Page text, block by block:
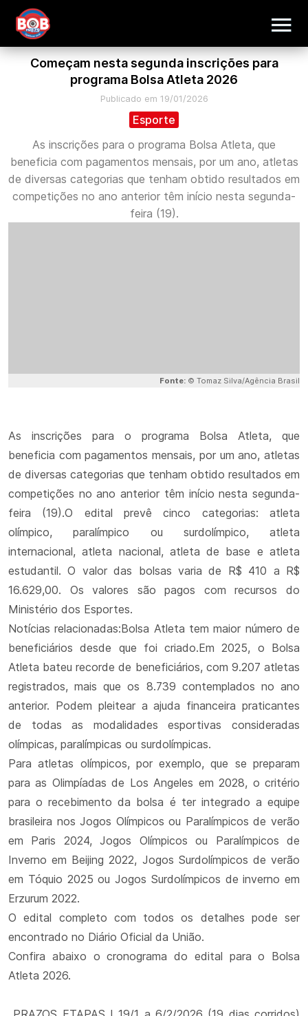
Começam nesta segunda inscrições para
programa Bolsa Atleta 2026
Publicado em 19/01/2026
Esporte
As inscrições para o programa Bolsa Atleta, que
beneficia com pagamentos mensais, por um ano, atletas
de diversas categorias que tenham obtido resultados em
competições no ano anterior têm início nesta segunda-
feira (19).
Fonte: © Tomaz Silva/Agência Brasil
As inscrições para o programa Bolsa Atleta, que
beneficia com pagamentos mensais, por um ano, atletas
de diversas categorias que tenham obtido resultados em
competições no ano anterior têm início nesta segunda-
feira (19).O edital prevê cinco categorias: atleta
olímpico, paralímpico ou surdolímpico, atleta
internacional, atleta nacional, atleta de base e atleta
estudantil. O valor das bolsas varia de R$ 410 a R$
16.629,00. Os valores são pagos com recursos do
Ministério dos Esportes.
Notícias relacionadas:Bolsa Atleta tem maior número de
beneficiários desde que foi criado.Em 2025, o Bolsa
Atleta bateu recorde de beneficiários, com 9.207 atletas
registrados, mais que os 8.739 contemplados no ano
anterior. Podem pleitear a ajuda financeira praticantes
de todas as modalidades esportivas consideradas
olímpicas, paralímpicas ou surdolímpicas.
Para atletas olímpicos, por exemplo, que se preparam
para as Olimpíadas de Los Angeles em 2028, o critério
para o recebimento da bolsa é ter integrado a equipe
brasileira nos Jogos Olímpicos ou Paralímpicos de verão
em Paris 2024, Jogos Olímpicos ou Paralímpicos de
Inverno em Beijing 2022, Jogos Surdolímpicos de verão
em Tóquio 2025 ou Jogos Surdolímpicos de inverno em
Erzurum 2022.
O edital completo com todos os detalhes pode ser
encontrado no Diário Oficial da União.
Confira abaixo o cronograma do edital para o Bolsa
Atleta 2026.